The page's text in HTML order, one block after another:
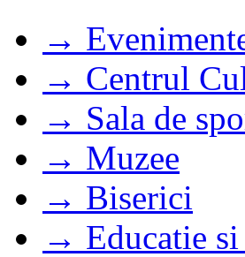
→
→ Centrul
→ Sala de
→ Muzee
→ Biserici
→ Educatie